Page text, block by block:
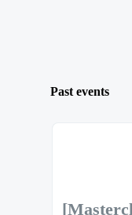
Past events